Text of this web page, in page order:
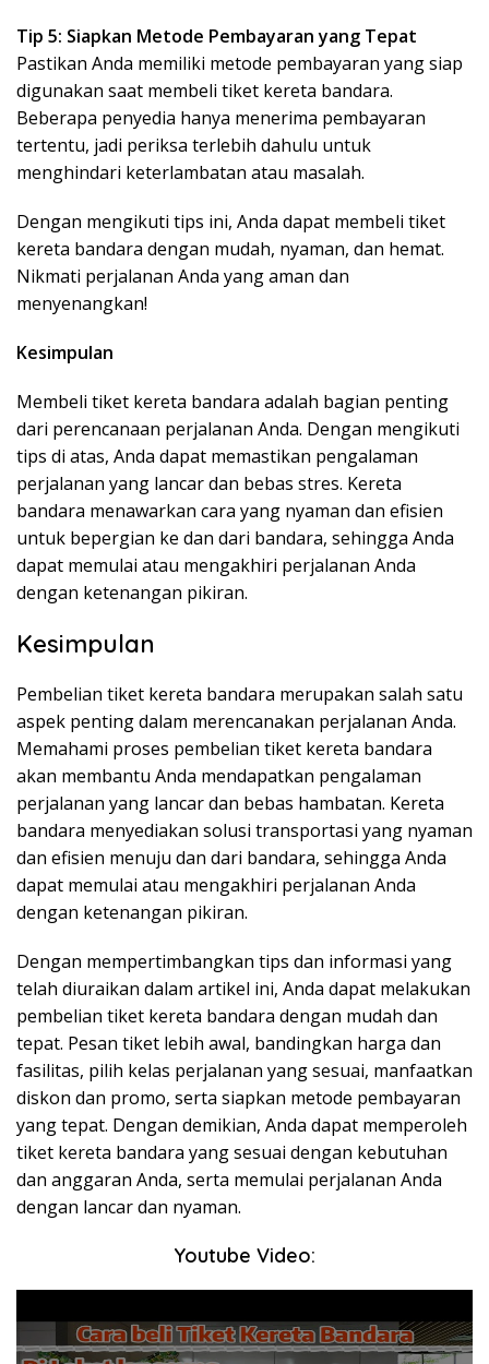
Tip 5: Siapkan Metode Pembayaran yang Tepat
Pastikan Anda memiliki metode pembayaran yang siap
digunakan saat membeli tiket kereta bandara.
Beberapa penyedia hanya menerima pembayaran
tertentu, jadi periksa terlebih dahulu untuk
menghindari keterlambatan atau masalah.
Dengan mengikuti tips ini, Anda dapat membeli tiket
kereta bandara dengan mudah, nyaman, dan hemat.
Nikmati perjalanan Anda yang aman dan
menyenangkan!
Kesimpulan
Membeli tiket kereta bandara adalah bagian penting
dari perencanaan perjalanan Anda. Dengan mengikuti
tips di atas, Anda dapat memastikan pengalaman
perjalanan yang lancar dan bebas stres. Kereta
bandara menawarkan cara yang nyaman dan efisien
untuk bepergian ke dan dari bandara, sehingga Anda
dapat memulai atau mengakhiri perjalanan Anda
dengan ketenangan pikiran.
Kesimpulan
Pembelian tiket kereta bandara merupakan salah satu
aspek penting dalam merencanakan perjalanan Anda.
Memahami proses pembelian tiket kereta bandara
akan membantu Anda mendapatkan pengalaman
perjalanan yang lancar dan bebas hambatan. Kereta
bandara menyediakan solusi transportasi yang nyaman
dan efisien menuju dan dari bandara, sehingga Anda
dapat memulai atau mengakhiri perjalanan Anda
dengan ketenangan pikiran.
Dengan mempertimbangkan tips dan informasi yang
telah diuraikan dalam artikel ini, Anda dapat melakukan
pembelian tiket kereta bandara dengan mudah dan
tepat. Pesan tiket lebih awal, bandingkan harga dan
fasilitas, pilih kelas perjalanan yang sesuai, manfaatkan
diskon dan promo, serta siapkan metode pembayaran
yang tepat. Dengan demikian, Anda dapat memperoleh
tiket kereta bandara yang sesuai dengan kebutuhan
dan anggaran Anda, serta memulai perjalanan Anda
dengan lancar dan nyaman.
Youtube Video: